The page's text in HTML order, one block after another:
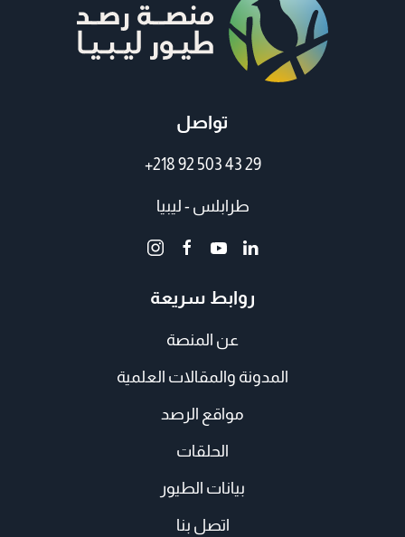
تواصل
+218 92 503 43 29
طرابلس - ليبيا
روابط سريعة
عن المنصة
المدونة والمقالات العلمية
مواقع الرصد
الحلقات
بيانات الطيور
اتصل بنا